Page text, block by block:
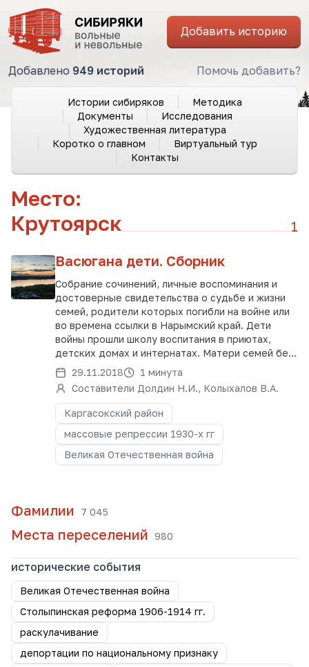
Добавить историю
Добавлено 949 историй Помочь добавить?
Истории сибиряков
Методика
Документы
Исследования
Художественная литература
Коротко о главном
Виртуальный тур
Контакты
Место:
Крутоярск
1
Васюгана дети. Сборник
Собрание сочинений, личные воспоминания и
достоверные свидетельства о судьбе и жизни
семей, родители которых погибли на войне или
во времена ссылки в Нарымский край. Дети
войны прошли школу воспитания в приютах,
детских домах и интернатах. Матери семей бе...
29.11.2018
1 минута
Составители Долдин Н.И., Колыхалов В.А.
Каргасокский район
массовые репрессии 1930-х гг
Великая Отечественная война
Фамилии 7 045
Места переселений 980
исторические события
Великая Отечественная война
Столыпинская реформа 1906-1914 гг.
раскулачивание
депортации по национальному признаку